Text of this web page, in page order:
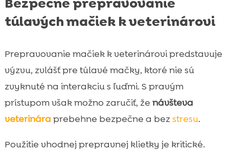
túlavých mačiek k veterinárovi
Prepravovanie mačiek k veterinárovi predstavuje
výzvu, zvlášť pre túlavé mačky, ktoré nie sú
zvyknuté na interakciu s ľuďmi. S pravým
prístupom však možno zaručiť, že návšteva
veterinára prebehne bezpečne a bezstresu.
Použitie vhodnej prepravnej klietky je kritické.